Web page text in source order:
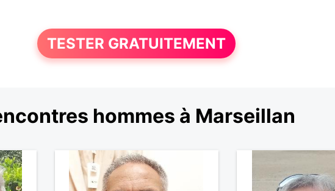
TESTER GRATUITEMENT
hommes à Marseillan